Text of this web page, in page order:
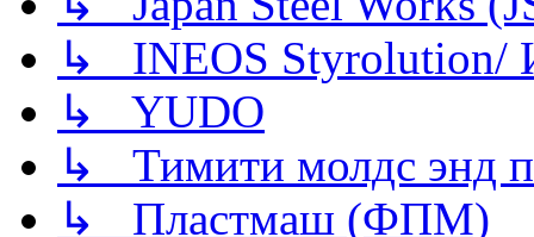
↳ INEOS
↳ YUDO
↳ Тимити молдс энд
↳ Пластмаш (ФПМ)